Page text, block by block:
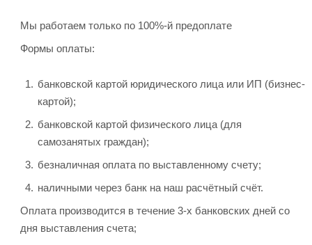
Мы работаем только по 100%-й предоплате
Формы оплаты:
банковской картой юридического лица или ИП (бизнес-
картой);
банковской картой физического лица (для
самозанятых граждан);
безналичная оплата по выставленному счету;
наличными через банк на наш расчётный счёт.
Оплата производится в течение 3-х банковских дней со
дня выставления счета;